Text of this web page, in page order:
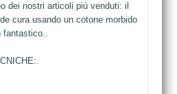
dei nostri articoli più venduti: il
cura usando un cotone morbido
fantastico..